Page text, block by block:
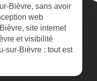
Bièvre, sans avoir
web
site internet
et visibilité
sur-Bièvre : tout est